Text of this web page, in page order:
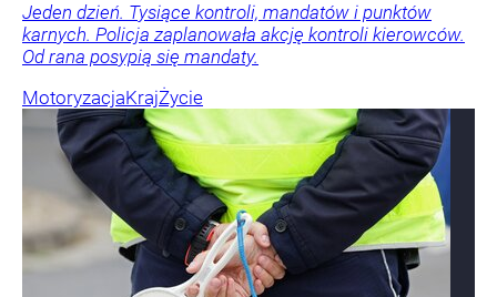
Jeden dzień. Tysiące kontroli, mandatów i punktów
karnych. Policja zaplanowała akcję kontroli kierowców.
Od rana posypią się mandaty.
MotoryzacjaKrajŻycie